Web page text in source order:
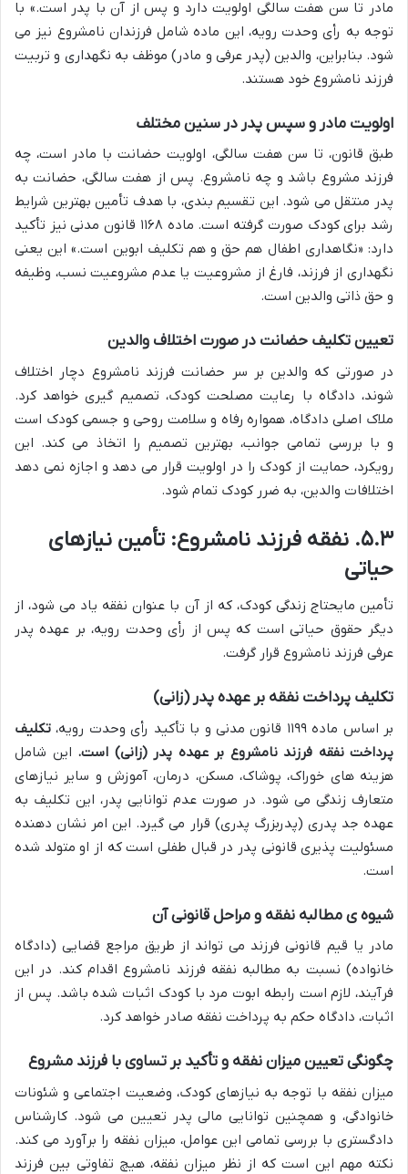
مادر تا سن هفت سالگی اولویت دارد و پس از آن با پدر است.» با
توجه به رأی وحدت رویه، این ماده شامل فرزندان نامشروع نیز می
شود. بنابراین، والدین (پدر عرفی و مادر) موظف به نگهداری و تربیت
فرزند نامشروع خود هستند.
اولویت مادر و سپس پدر در سنین مختلف
طبق قانون، تا سن هفت سالگی، اولویت حضانت با مادر است، چه
فرزند مشروع باشد و چه نامشروع. پس از هفت سالگی، حضانت به
پدر منتقل می شود. این تقسیم بندی، با هدف تأمین بهترین شرایط
رشد برای کودک صورت گرفته است. ماده ۱۱۶۸ قانون مدنی نیز تأکید
دارد: «نگاهداری اطفال هم حق و هم تکلیف ابوین است.» این یعنی
نگهداری از فرزند، فارغ از مشروعیت یا عدم مشروعیت نسب، وظیفه
و حق ذاتی والدین است.
تعیین تکلیف حضانت در صورت اختلاف والدین
در صورتی که والدین بر سر حضانت فرزند نامشروع دچار اختلاف
شوند، دادگاه با رعایت مصلحت کودک، تصمیم گیری خواهد کرد.
ملاک اصلی دادگاه، همواره رفاه و سلامت روحی و جسمی کودک است
و با بررسی تمامی جوانب، بهترین تصمیم را اتخاذ می کند. این
رویکرد، حمایت از کودک را در اولویت قرار می دهد و اجازه نمی دهد
اختلافات والدین، به ضرر کودک تمام شود.
۵.۳. نفقه فرزند نامشروع: تأمین نیازهای
حیاتی
تأمین مایحتاج زندگی کودک، که از آن با عنوان نفقه یاد می شود، از
دیگر حقوق حیاتی است که پس از رأی وحدت رویه، بر عهده پدر
عرفی فرزند نامشروع قرار گرفت.
تکلیف پرداخت نفقه بر عهده پدر (زانی)
بر اساس ماده ۱۱۹۹ قانون مدنی و با تأکید رأی وحدت رویه،
تکلیف
پرداخت نفقه فرزند نامشروع بر عهده پدر (زانی) است. این شامل
هزینه های خوراک، پوشاک، مسکن، درمان، آموزش و سایر نیازهای
متعارف زندگی می شود. در صورت عدم توانایی پدر، این تکلیف به
عهده جد پدری (پدربزرگ پدری) قرار می گیرد. این امر نشان دهنده
مسئولیت پذیری قانونی پدر در قبال طفلی است که از او متولد شده
است.
شیوه ی مطالبه نفقه و مراحل قانونی آن
مادر یا قیم قانونی فرزند می تواند از طریق مراجع قضایی (دادگاه
خانواده) نسبت به مطالبه نفقه فرزند نامشروع اقدام کند. در این
فرآیند، لازم است رابطه ابوت مرد با کودک اثبات شده باشد. پس از
اثبات، دادگاه حکم به پرداخت نفقه صادر خواهد کرد.
چگونگی تعیین میزان نفقه و تأکید بر تساوی با فرزند مشروع
میزان نفقه با توجه به نیازهای کودک، وضعیت اجتماعی و شئونات
خانوادگی، و همچنین توانایی مالی پدر تعیین می شود. کارشناس
دادگستری با بررسی تمامی این عوامل، میزان نفقه را برآورد می کند.
نکته مهم این است که از نظر میزان نفقه، هیچ تفاوتی بین فرزند